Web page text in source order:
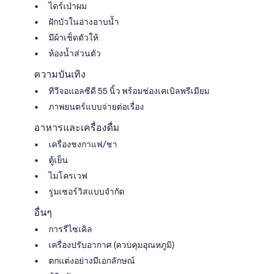
ไดร์เป่าผม
ฝักบัวในอ่างอาบน้ำ
มีผ้าเช็ดตัวให้
ห้องน้ำส่วนตัว
ความบันเทิง
ทีวีจอแอลซีดี 55 นิ้ว พร้อมช่องเคเบิลพรีเมียม
ภาพยนตร์แบบจ่ายต่อเรื่อง
อาหารและเครื่องดื่ม
เครื่องชงกาแฟ/ชา
ตู้เย็น
ไมโครเวฟ
รูมเซอร์วิสแบบจำกัด
อื่นๆ
การรีไซเคิล
เครื่องปรับอากาศ (ควบคุมอุณหภูมิ)
ตกแต่งอย่างมีเอกลักษณ์